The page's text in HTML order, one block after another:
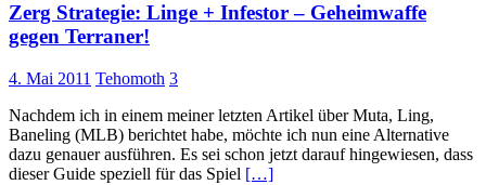
Zerg Strategie: Linge + Infestor – Geheimwaffe
gegen Terraner!
4. Mai 2011 Tehomoth 3
Nachdem ich in einem meiner letzten Artikel über Muta, Ling,
Baneling (MLB) berichtet habe, möchte ich nun eine Alternative
dazu genauer ausführen. Es sei schon jetzt darauf hingewiesen, dass
dieser Guide speziell für das Spiel […]